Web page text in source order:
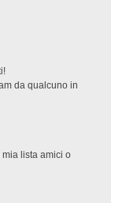
da qualcuno in
lista amici o